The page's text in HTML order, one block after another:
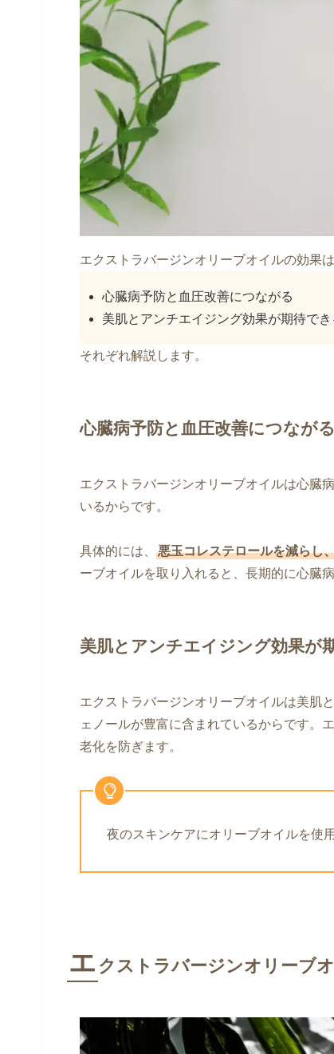
エクストラバージンオリーブオイルの効果
心臓病予防と血圧改善につながる
美肌とアンチエイジング効果が期待でき
それぞれ解説します。
心臓病予防と血圧改善につながる
エクストラバージンオリーブオイルは心臓
いるからです。
具体的には、 悪玉コレステロールを減らし
ーブオイルを取り入れると、長期的に心臓
美肌とアンチエイジング効果が
エクストラバージンオリーブオイルは美肌
ェノールが豊富に含まれているからです。
老化を防ぎます。
夜のスキンケアにオリーブオイルを使
エ クストラバージンオリーブ